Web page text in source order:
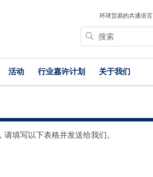
环球贸易的共通语言
搜
索
活动 行业嘉许计划 关于我们
填写以下表格并发送给我们。